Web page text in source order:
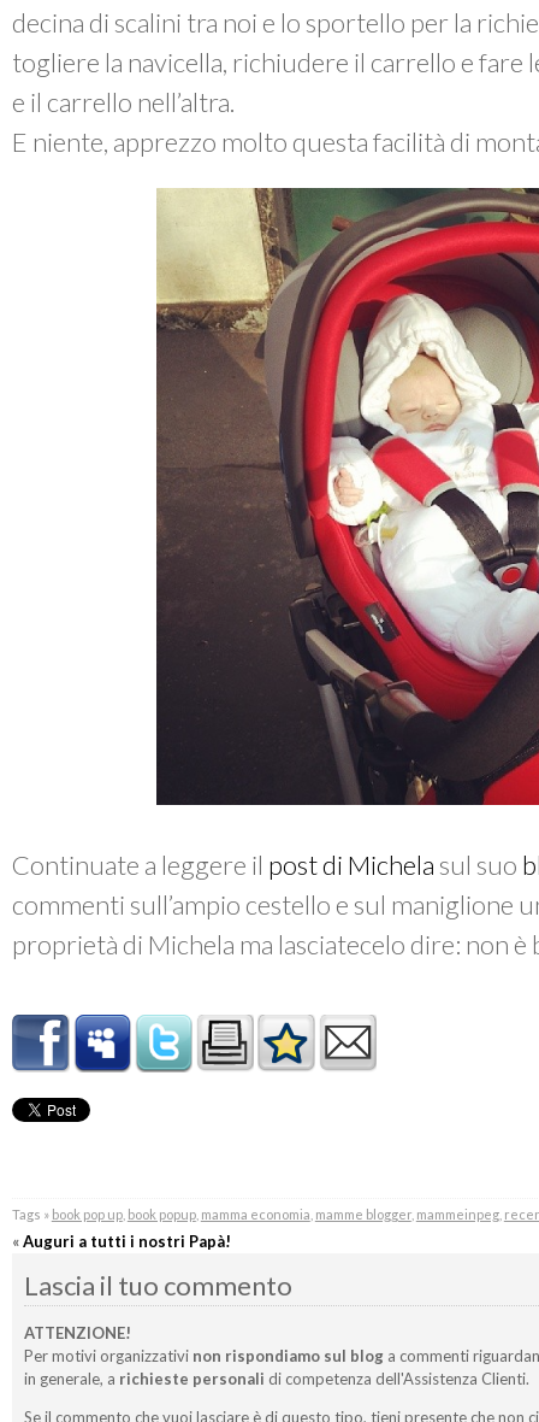
decina di scalini tra noi e lo sportello per la
togliere la navicella, richiudere il carrello e fare
e il carrello nell’altra.
E niente, apprezzo molto questa facilità di
Continuate a leggere il post di Michela sul suo
commenti sull’ampio cestello e sul maniglione
proprietà di Michela ma lasciatecelo dire: non è
Tags » book pop up, book popup, mamma economia mamme blogger, mammeinpeg,
«Auguri a tutti i nostri Papà!
Lascia il tuo commento
ATTENZIONE!
Per motivi organizzativi non rispondiamo sul bloga commenti
in generale, a richieste personali di competenza dell'Assistenza Clienti.
Se il commento che vuoi lasciare è di questo tipo, tieni presente che non